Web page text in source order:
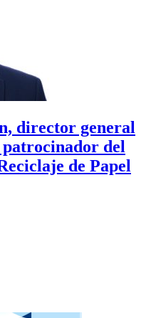
director general
del
de Papel